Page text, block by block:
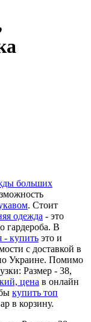
больших
. Стоит
одежда - это
гардероба. В
- купить это и
с доставкой в
Украине. Помимо
Размер - 38,
цена в онлайн
купить топ
в корзину.